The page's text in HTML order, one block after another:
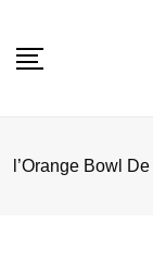
l’Orange Bowl